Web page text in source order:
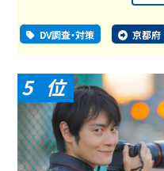
DV調査・対策 京都府
5